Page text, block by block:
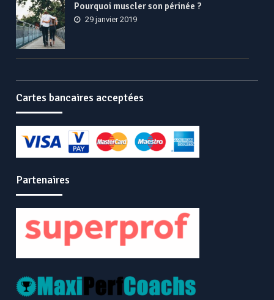
Pourquoi muscler son périnée ?
29 janvier 2019
Cartes bancaires acceptées
Partenaires